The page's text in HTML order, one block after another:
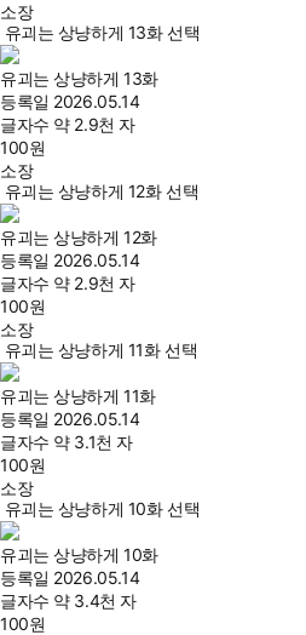
소장
유괴는 상냥하게 13화 선택
유괴는 상냥하게 13화
등록일 2026.05.14
글자수 약 2.9천 자
100원
소장
유괴는 상냥하게 12화 선택
유괴는 상냥하게 12화
등록일 2026.05.14
글자수 약 2.9천 자
100원
소장
유괴는 상냥하게 11화 선택
유괴는 상냥하게 11화
등록일 2026.05.14
글자수 약 3.1천 자
100원
소장
유괴는 상냥하게 10화 선택
유괴는 상냥하게 10화
등록일 2026.05.14
글자수 약 3.4천 자
100원